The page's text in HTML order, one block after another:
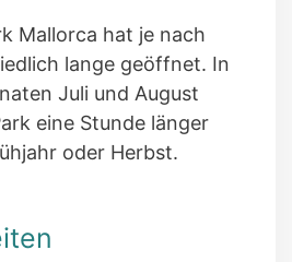
Mallorca hat je nach
lange geöffnet. In
Juli und August
eine Stunde länger
oder Herbst.